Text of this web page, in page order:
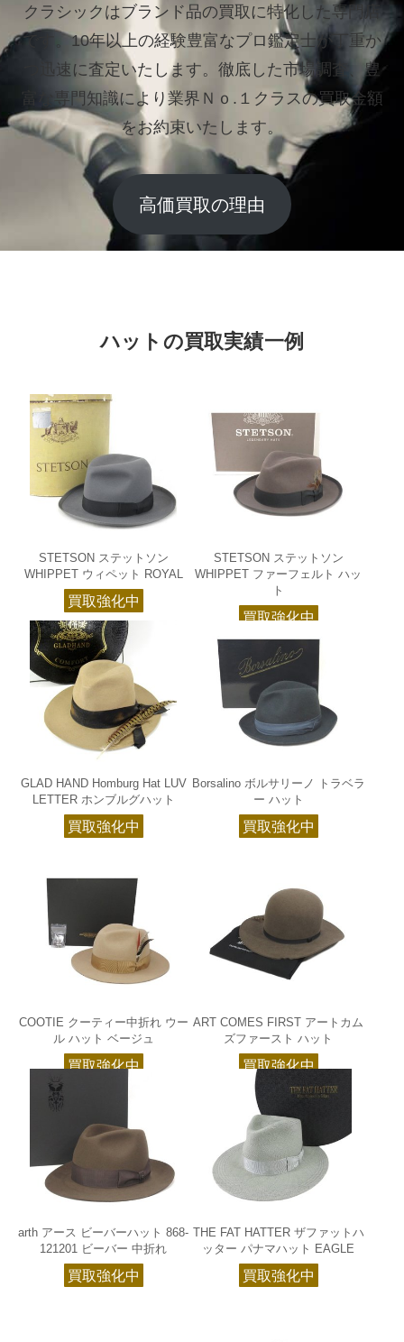
クラシックはブランド品の買取に特化した専門店
です。10年以上の経験豊富なプロ鑑定士が丁重か
つ迅速に査定いたします。 徹底した市場調査、豊
富な専門知識により業界Ｎｏ.１クラスの買取金額
をお約束いたします。
高価買取の理由
ハットの買取実績一例
STETSON ステットソン
WHIPPET ウィペット ROYAL
買取強化中
STETSON ステットソン
WHIPPET ファーフェルト ハッ
ト
買取強化中
GLAD HAND Homburg Hat LUV
LETTER ホンブルグハット
買取強化中
Borsalino ボルサリーノ トラベラ
ー ハット
買取強化中
COOTIE クーティー中折れ ウー
ル ハット ベージュ
買取強化中
ART COMES FIRST アートカム
ズファースト ハット
買取強化中
arth アース ビーバーハット 868-
121201 ビーバー 中折れ
買取強化中
THE FAT HATTER ザファットハ
ッター パナマハット EAGLE
買取強化中